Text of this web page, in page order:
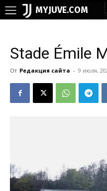
MYJUVE.COM
Stade Émile
От Редакция сайта - 9 июля,